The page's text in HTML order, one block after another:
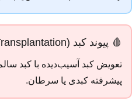
🩸 پیوند کبد (Liver Transplantation)
تعویض کبد آسیب‌دیده با کبد سالم
پیشرفته کبدی یا سرطان.